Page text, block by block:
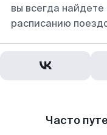
вы всегда
расписанию
Часто